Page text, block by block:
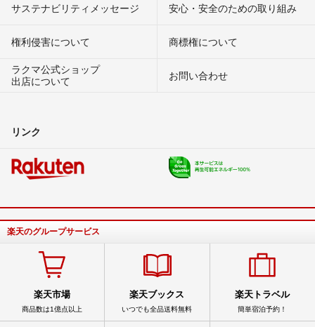
サステナビリティメッセージ 安心・安全のための取り組み
権利侵害について
商標権について
ラクマ公式ショップ
出店について
お問い合わせ
リンク
楽天のグループサービス
楽天市場
商品数は1億点以上
楽天ブックス
いつでも全品送料無料
楽天トラベル
簡単宿泊予約！